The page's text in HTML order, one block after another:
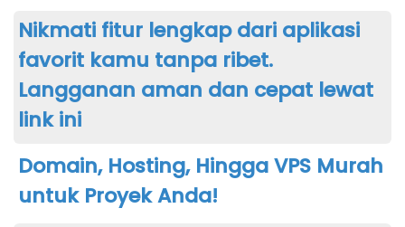
Nikmati fitur lengkap dari aplikasi
favorit kamu tanpa ribet.
Langganan aman dan cepat lewat
link ini
Domain, Hosting, Hingga VPS Murah
untuk Proyek Anda!